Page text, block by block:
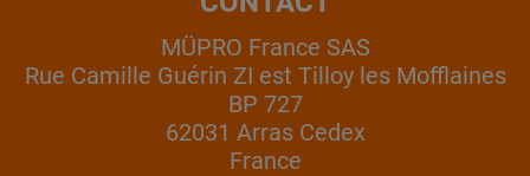
MÜPRO France SAS
Rue Camille Guérin ZI est Tilloy les Mofflaines
BP 727
62031 Arras Cedex
France